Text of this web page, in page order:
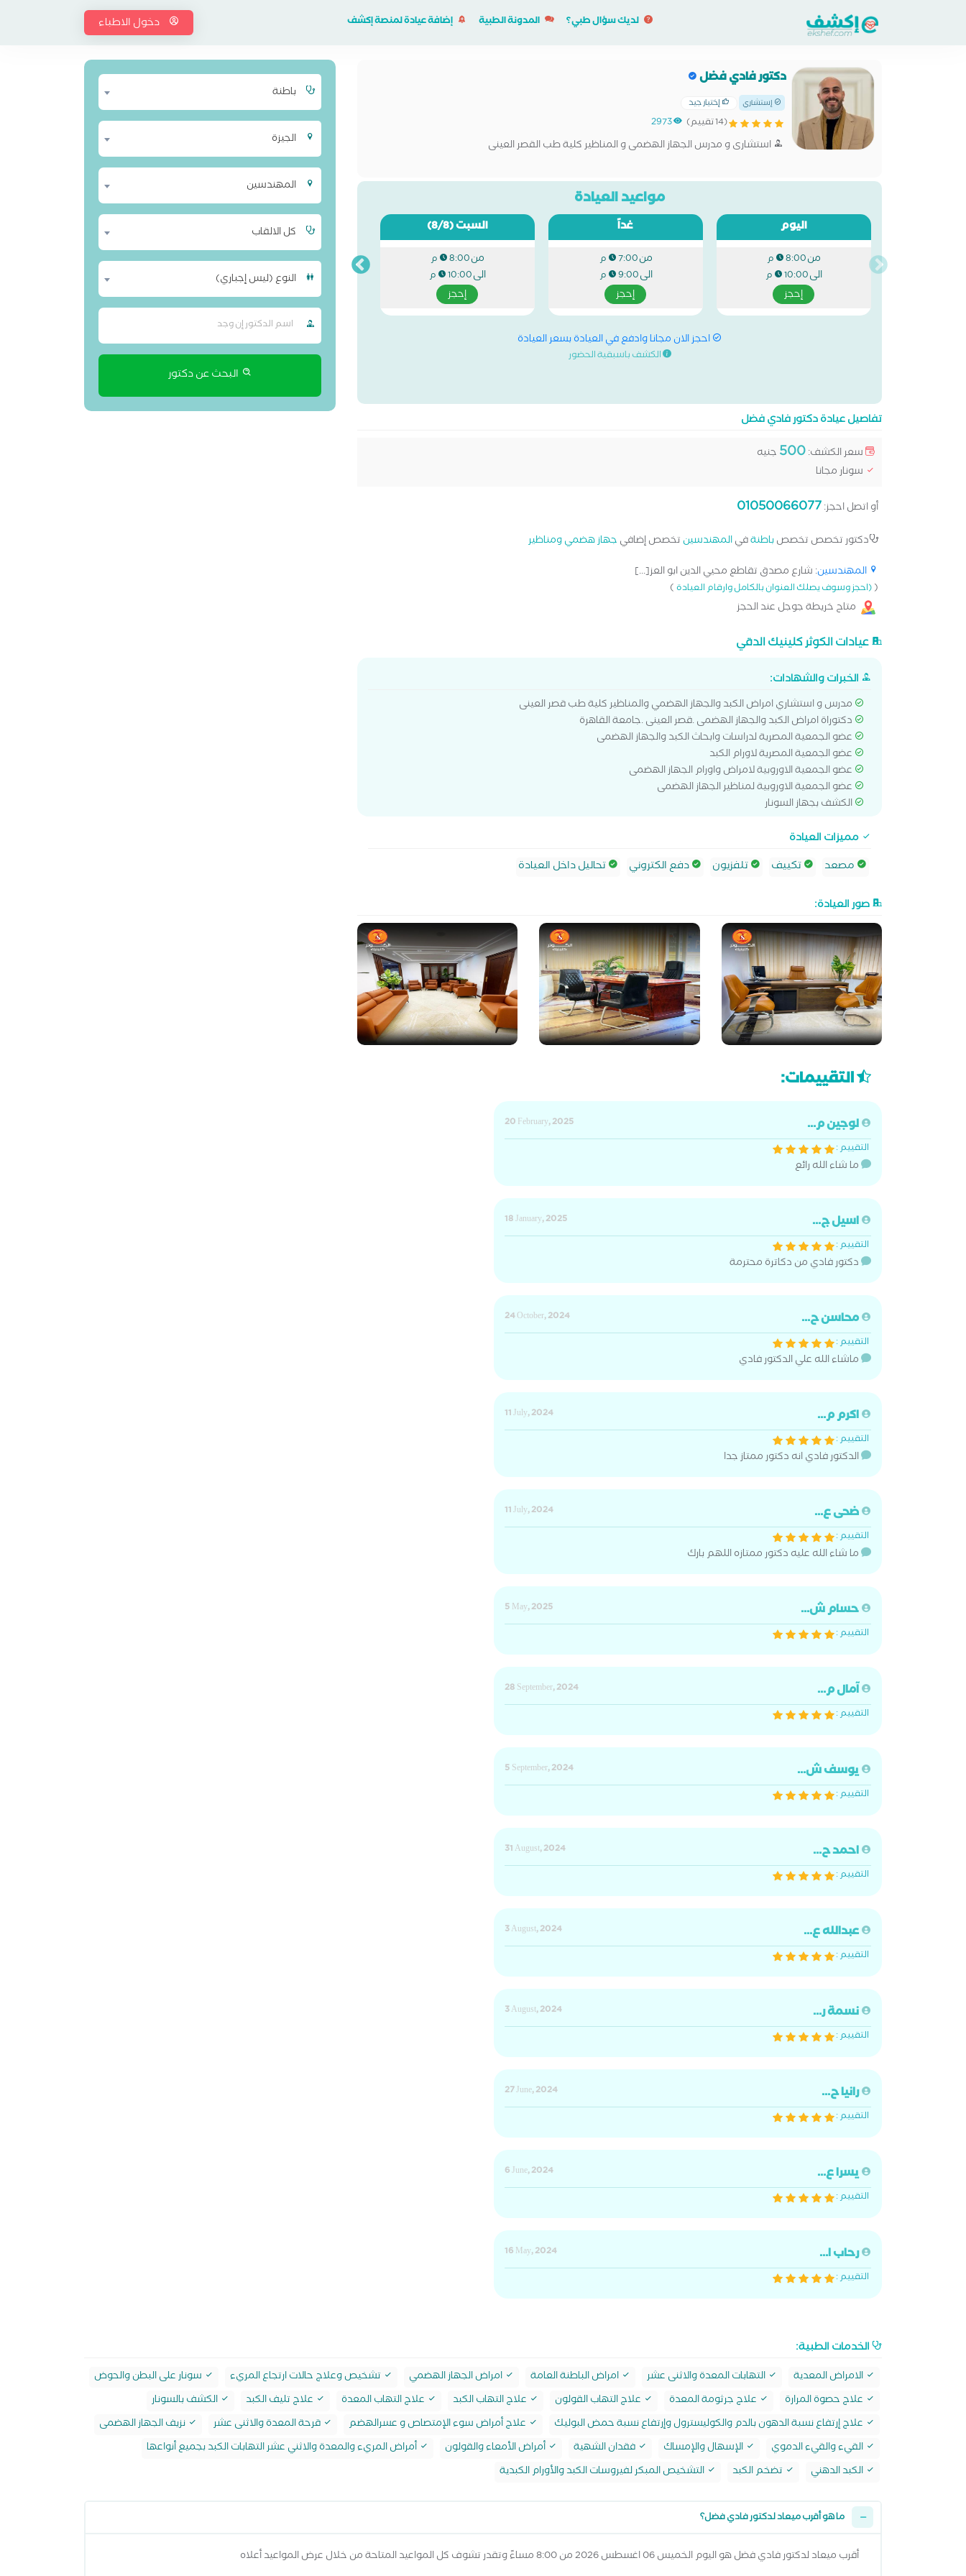
لديك سؤال طبي؟ المدونة الطبية إضافة عيادة لمنصة إكشف دخول الاطباء
دكتور فادي فضل
إستشاري إختيار جيد
(14 تقييم) 2973
استشارى و مدرس الجهاز الهضمى و المناظير كلية طب القصر العينى
مواعيد العيادة
اليوم
من8:00 م
الى10:00 م
إحجز
غداً
من7:00 م
الى9:00 م
إحجز
السبت(8/8)
من8:00 م
الى10:00 م
إحجز
احجز الان مجانا وادفع في العيادة بسعر العيادة
الكشف باسبقية الحضور
تفاصيل عيادة دكتور فادي فضل
سعر الكشف:500 جنيه
سونار مجانا
أو اتصل احجز:01050066077
دكتور تخصص تخصصباطنةفيالمهندسين تخصص إضافي جهاز هضمي ومناظير
المهندسين: شارع مصدق تقاطع محيي الدين ابو العز[...]
((احجز وسوف يصلك العنوان بالكامل وارقام العيادة)
متاح خريطة جوجل عند الحجز
عيادات الكوثر كلينيك الدقي
الخبرات والشهادات:
مدرس و استشاري امراض الكبد والجهاز الهضمي والمناظير كلية طب قصر العينى
دكتوراة امراض الكبد والجهاز الهضمى .قصر العينى .جامعة القاهرة
عضو الجمعية المصرية لدراسات وابحاث الكبد والجهاز الهضمى
عضو الجمعية المصرية لاورام الكبد
عضو الجمعية الاوروبية لامراض واورام الجهاز الهضمى
عضو الجمعية الاوروبية لمناظير الجهاز الهضمى
الكشف بجهاز السونار
مميزات العيادة
مصعد
تكييف تلفزيون دفع الكتروني تحاليل داخل العيادة
صور العيادة:
باطنة
الجيزة
المهندسين
كل الالقاب
النوع (ليس إجباري)
البحث عن دكتور
التقييمات:
لوجين م...
20 February, 2025
التقييم :
ما شاء الله رائع
اسيل ج...
18 January, 2025
التقييم :
دكتور فادي من دكاترة محترمة
محاسن ح...
24 October, 2024
التقييم :
ماشاء الله علي الدكتور فادي
اكرم م...
11 July, 2024
التقييم :
الدكتور فادي انه دكتور ممتاز جدا
ضحى ع...
11 July, 2024
التقييم :
ما شاء الله عليه دكتور ممتازه اللهم بارك
حسام ش...
5 May, 2025
التقييم :
آمال م...
28 September, 2024
التقييم :
يوسف ش...
5 September, 2024
التقييم :
احمد ح...
31 August, 2024
التقييم :
عبدالله ع...
3 August, 2024
التقييم :
نسمة ر...
3 August, 2024
التقييم :
رانيا ح...
27 June, 2024
التقييم :
يسرا ع...
6 June, 2024
التقييم :
رحاب ا...
16 May, 2024
التقييم :
الخدمات الطبية:
الامراض المعدية التهابات المعدة والاثنى عشر امراض الباطنة العامة امراض الجهاز الهضمي تشخيص وعلاج حالات ارتجاع المريء
سونار على البطن والحوض
علاج حصوة المرارة
علاج جرثومة المعدة علاج التهاب القولون علاج التهاب الكبد علاج التهاب المعدة علاج تليف الكبد
الكشف بالسونار
علاج إرتفاع نسبة الدهون بالدم والكوليسترول وإرتفاع نسبة حمض البوليك
علاج أمراض سوء الإمتصاص و عسرالهضم قرحة المعدة والاثنى عشر
نزيف الجهاز الهضمى
القيء والقيء الدموي
الإسهال والإمساك فقدان الشهية أمراض الأمعاء والقولون
أمراض المريء والمعدة والاثني عشر التهابات الكبد بجميع أنواعها
الكبد الدهني
تضخم الكبد التشخيص المبكر لفيروسات الكبد والأورام الكبدية
ما هو أقرب ميعاد لدكتور فادي فضل؟
أقرب ميعاد لدكتور فادي فضل هو اليوم الخميس 06 اغسطس 2026 من 8:00 مساءً وتقدر تشوف كل المواعيد المتاحة من خلال عرض المواعيد أعلاه